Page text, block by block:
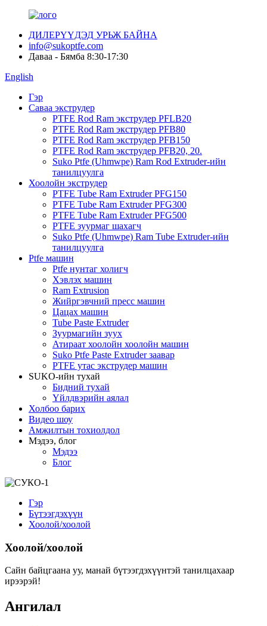
ДИЛЕРҮҮДЭД УРЬЖ БАЙНА
info@sukoptfe.com
Даваа - Бямба 8:30-17:30
English
Гэр
Саваа экструдер
PTFE Rod Ram экструдер PFLB20
PTFE Rod Ram экструдер PFB80
PTFE Rod Ram экструдер PFB150
PTFE Rod Ram экструдер PFB20, 20.
Suko Ptfe (Uhmwpe) Ram Rod Extruder-ийн
танилцуулга
Хоолойн экструдер
PTFE Tube Ram Extruder PFG150
PTFE Tube Ram Extruder PFG300
PTFE Tube Ram Extruder PFG500
PTFE зуурмаг шахагч
Suko Ptfe (Uhmwpe) Ram Tube Extruder-ийн
танилцуулга
Ptfe машин
Ptfe нунтаг холигч
Хэвлэх машин
Ram Extrusion
Жийргэвчний пресс машин
Цацах машин
Tube Paste Extruder
Зуурмагийн зуух
Атираат хоолойн хоолойн машин
Suko Ptfe Paste Extruder заавар
PTFE утас экструдер машин
SUKO-ийн тухай
Бидний тухай
Үйлдвэрийн аялал
Холбоо барих
Видео шоу
Амжилтын тохиолдол
Мэдээ, блог
Мэдээ
Блог
Гэр
Бүтээгдэхүүн
Хоолой/хоолой
Хоолой/хоолой
Сайн байцгаана уу, манай бүтээгдэхүүнтэй танилцахаар
ирээрэй!
Ангилал